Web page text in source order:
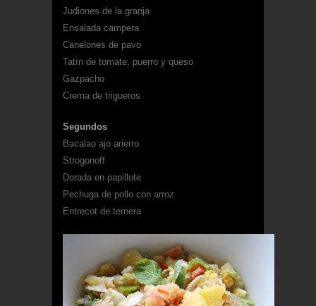
Judiones de la granja
Ensalada campera
Canelones de pavo
Tatín de tomate, puerro y queso
Gazpacho
Crema de trigueros
Segundos
Bacalao ajo arierro
Strogonoff
Dorada en papillote
Pechuga de pollo con arroz
Entrecot de ternera